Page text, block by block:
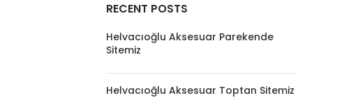
RECENT POSTS
Helvacıoğlu Aksesuar Parekende
Sitemiz
Helvacıoğlu Aksesuar Toptan Sitemiz